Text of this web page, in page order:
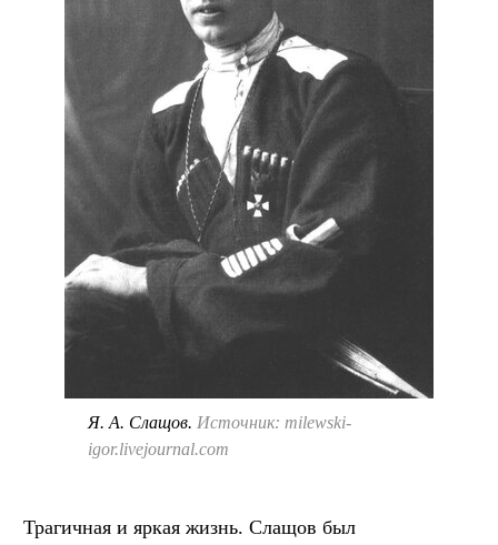
Я. А. Слащов. Источник: milewski-
igor.livejournal.com
Трагичная и яркая жизнь. Слащов был